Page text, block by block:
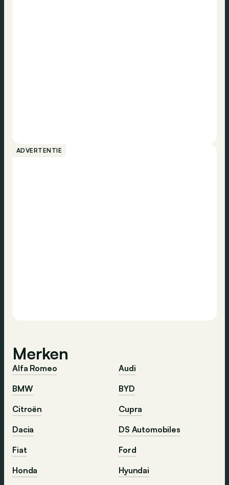
ADVERTENTIE
Merken
Alfa Romeo
Audi
BMW
BYD
Citroën
Cupra
Dacia
DS Automobiles
Fiat
Ford
Honda
Hyundai